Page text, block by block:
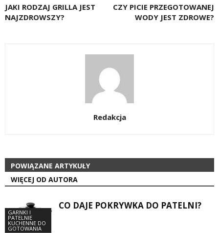
JAKI RODZAJ GRILLA JEST
NAJZDROWSZY?
CZY PICIE PRZEGOTOWANEJ
WODY JEST ZDROWE?
Redakcja
POWIĄZANE ARTYKUŁY
WIĘCEJ OD AUTORA
GARNKI I
PATELNIE
KUCHENNE DO
GOTOWANIA
CO DAJE POKRYWKA DO PATELNI?